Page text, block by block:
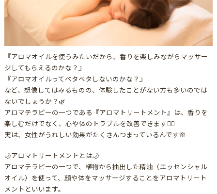
『アロマオイルを使うみたいだから、香りを楽しみながらマッサー
ジしてもらえるのかな？』
『アロマオイルってベタベタしないのかな？』
など、想像してはみるものの、体験したことがない方も多いのでは
ないでしょうか？🌿
アロマテラピーの一つである『アロマトリートメント』は、香りを
楽しむだけでなく、心や体のトラブルを改善できます🙆‍♀️
実は、女性がうれしい効果がたくさんつまっているんです🌸
🌙アロマトリートメントとは🌙
アロマテラピーの一つで、植物から抽出した精油（エッセンシャル
オイル）を使って、顔や体をマッサージすることをアロマトリート
メントといいます。